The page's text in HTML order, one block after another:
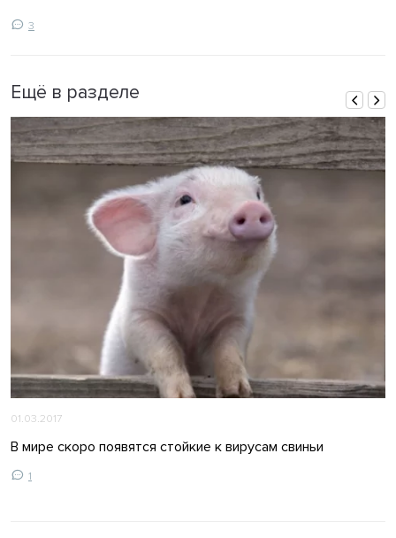
3
Ещё в разделе
01.03.2017
В мире скоро появятся стойкие к вирусам свиньи
1